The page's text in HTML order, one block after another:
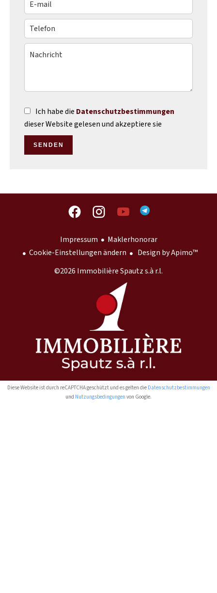
Ich habe die Datenschutzbestimmungen
dieser Website gelesen und akzeptiere sie
SENDEN
Impressum
Maklerhonorar
Cookie-Einstellungen ändern
Design byApimo™
©2026 Immobilière Spautz s.à r.l.
Diese Website ist durch reCAPTCHA geschützt und es gelten die Datenschutzbestimmungen
und Nutzungsbedingungen von Google.